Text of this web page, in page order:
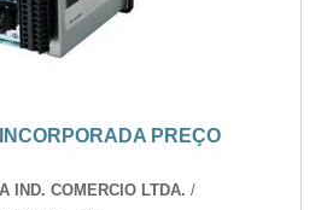
PREÇO
IND. COMERCIO LTDA. /